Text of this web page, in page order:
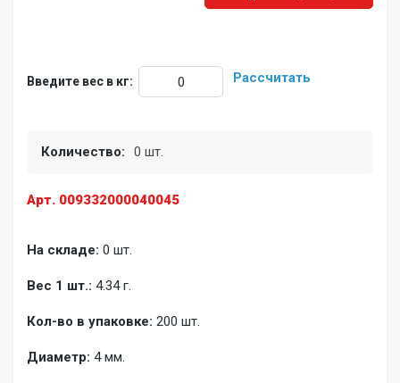
Арт. 009332000040045
На складе: 0 шт.
Вес 1 шт.: 4.34 г.
Кол-во в упаковке: 200 шт.
Диаметр: 4 мм.
Введите вес в кг: Рассчитать
Количество: 0 шт.